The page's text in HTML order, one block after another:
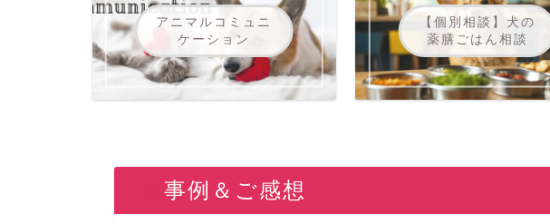
アニマルコミュニ
ケーション
【個別相談】犬の
薬膳ごはん相談
お事例＆ご感想